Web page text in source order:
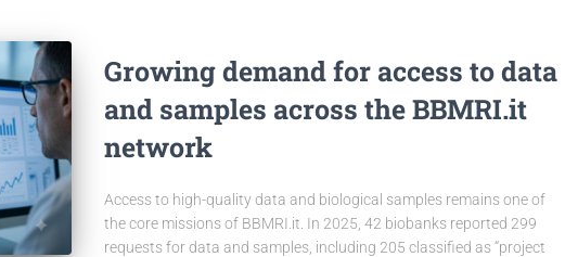
Growing demand for access to data
and samples across the BBMRI.it
network
Access to high-quality data and biological samples remains one of
the core missions of BBMRI.it. In 2025, 42 biobanks reported 299
requests for data and samples, including 205 classified as “project